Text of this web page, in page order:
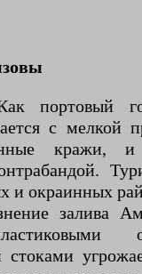
портовый
с мелкой
кражи, и
и окраинных
залива